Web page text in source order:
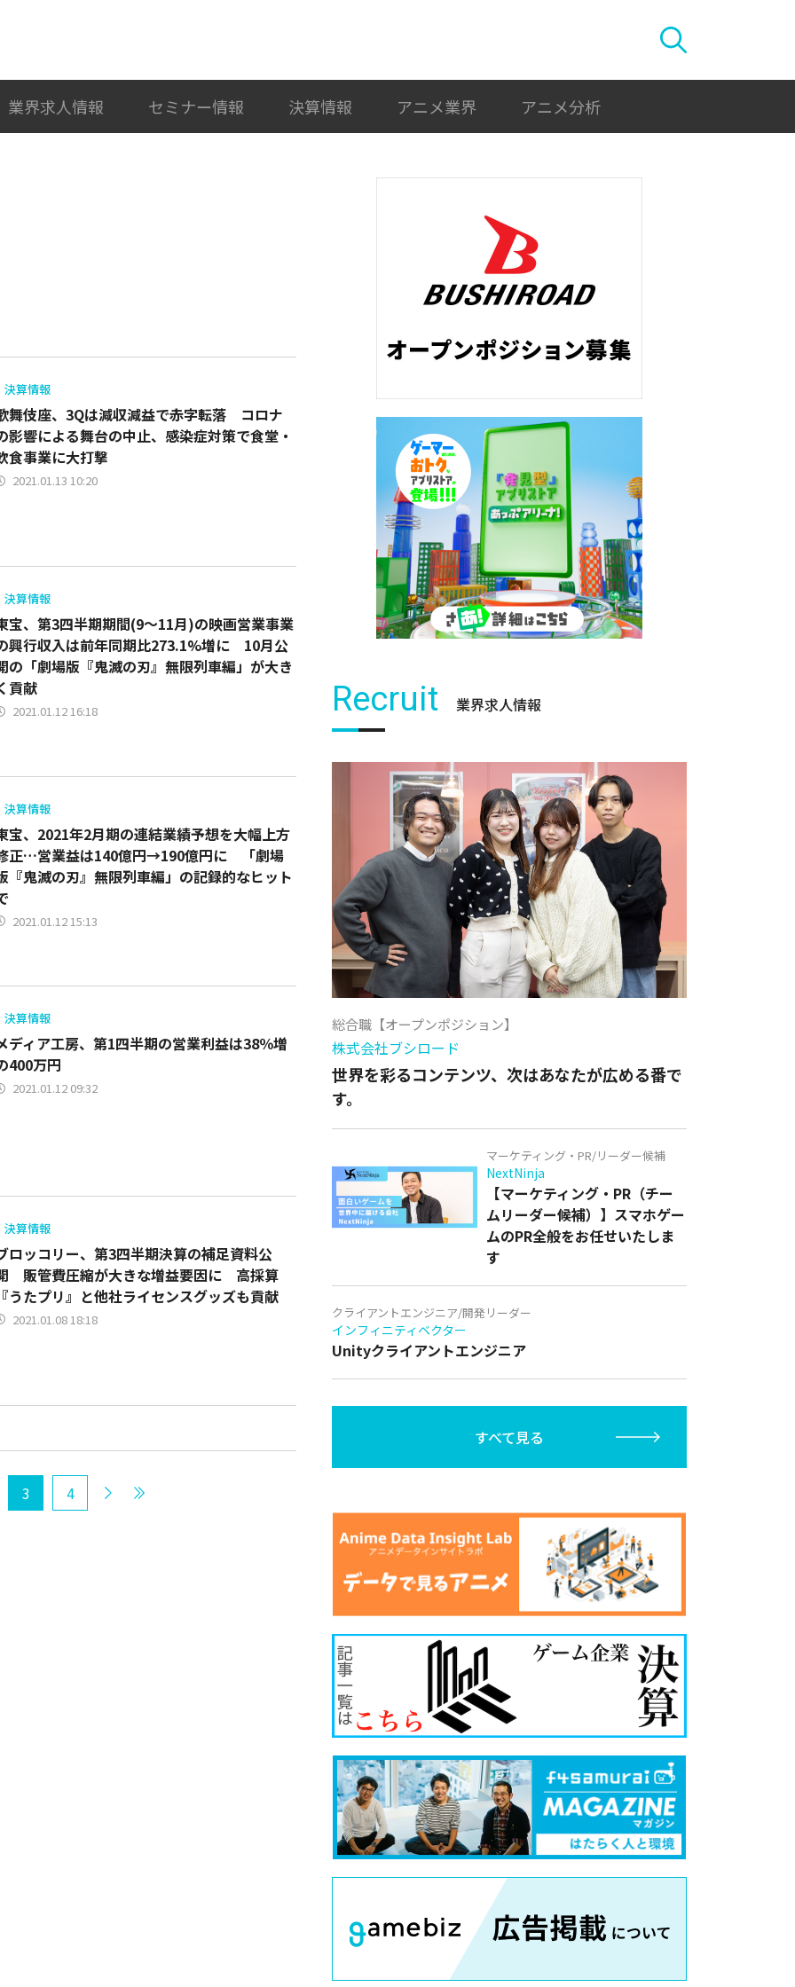
業界求人情報 セミナー情報 決算情報 アニメ業界 アニメ分析
決算情報
舞伎座、3Qは減収減益で赤字転落 コロナ
影響による舞台の中止、感染症対策で食堂・
食事業に大打撃
2021.01.13 10:20
決算情報
宝、第3四半期期間(9～11月)の映画営業事業
興行収入は前年同期比273.1%増に 10月公
の「劇場版『鬼滅の刃』無限列車編」が大き
貢献
2021.01.12 16:18
決算情報
宝、2021年2月期の連結業績予想を大幅上方
正…営業益は140億円→190億円に 「劇場
『鬼滅の刃』無限列車編」の記録的なヒット
2021.01.12 15:13
決算情報
ディア工房、第1四半期の営業利益は38％増
400万円
2021.01.12 09:32
決算情報
ロッコリー、第3四半期決算の補足資料公
販管費圧縮が大きな増益要因に 高採算
うたプリ』と他社ライセンスグッズも貢献
2021.01.08 18:18
3 4
Recruit 業界求人情報
総合職【オープンポジション】
株式会社ブシロード
世界を彩るコンテンツ、次はあなたが広める番で
す。
マーケティング・PR/リーダー候補
NextNinja
【マーケティング・PR（チー
ムリーダー候補）】スマホゲー
ムのPR全般をお任せいたしま
す
クライアントエンジニア/開発リーダー
インフィニティベクター
Unityクライアントエンジニア
すべて見る